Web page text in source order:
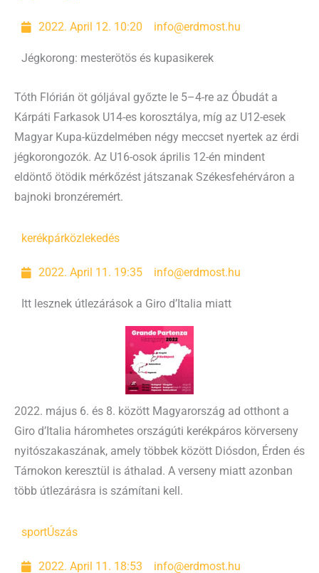
2022. April 12. 10:20 info@erdmost.hu
Jégkorong: mesterötös és kupasikerek
Tóth Flórián öt góljával győzte le 5–4-re az Óbudát a
Kárpáti Farkasok U14-es korosztálya, míg az U12-esek
Magyar Kupa-küzdelmében négy meccset nyertek az érdi
jégkorongozók. Az U16-osok április 12-én mindent
eldöntő ötödik mérkőzést játszanak Székesfehérváron a
bajnoki bronzéremért.
kerékpárközlekedés
2022. April 11. 19:35 info@erdmost.hu
Itt lesznek útlezárások a Giro d’Italia miatt
2022. május 6. és 8. között Magyarország ad otthont a
Giro d’Italia háromhetes országúti kerékpáros körverseny
nyitószakaszának, amely többek között Diósdon, Érden és
Tárnokon keresztül is áthalad. A verseny miatt azonban
több útlezárásra is számítani kell.
sportÚszás
2022. April 11. 18:53 info@erdmost.hu